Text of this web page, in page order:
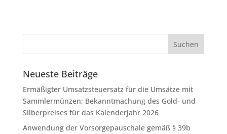
Neueste Beiträge
Ermäßigter Umsatzsteuersatz für die Umsätze mit
Sammlermünzen; Bekanntmachung des Gold- und
Silberpreises für das Kalenderjahr 2026
Anwendung der Vorsorgepauschale gemäß § 39b